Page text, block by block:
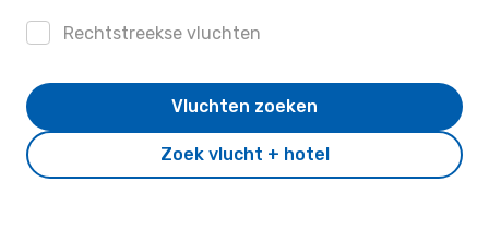
Rechtstreekse vluchten
Zoek vlucht + hotel
Vluchten zoeken